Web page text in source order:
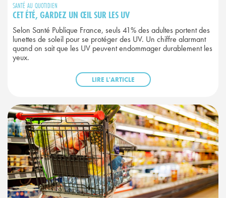
SANTÉ AU QUOTIDIEN
CET ÉTÉ, GARDEZ UN ŒIL SUR LES UV
Selon Santé Publique France, seuls 41% des adultes portent des
lunettes de soleil pour se protéger des UV. Un chiffre alarmant
quand on sait que les UV peuvent endommager durablement les
yeux.
LIRE L'ARTICLE